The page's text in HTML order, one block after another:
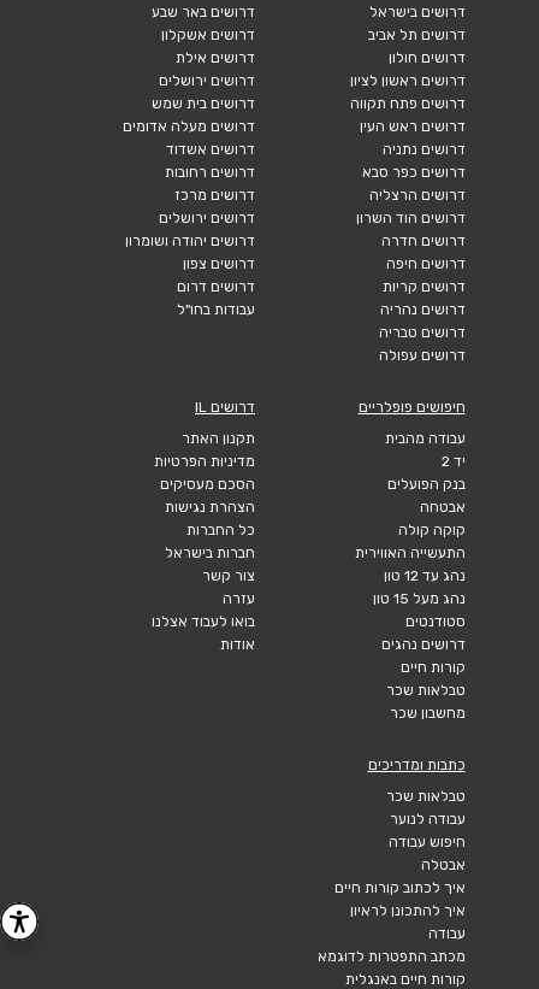
דרושים בישראל
דרושים תל אביב
דרושים חולון
דרושים ראשון לציון
דרושים פתח תקווה
דרושים ראש העין
דרושים נתניה
דרושים כפר סבא
דרושים הרצליה
דרושים הוד השרון
דרושים חדרה
דרושים חיפה
דרושים קריות
דרושים נהריה
דרושים טבריה
דרושים עפולה
דרושים באר שבע
דרושים אשקלון
דרושים אילת
דרושים ירושלים
דרושים בית שמש
דרושים מעלה אדומים
דרושים אשדוד
דרושים רחובות
דרושים מרכז
דרושים ירושלים
דרושים יהודה ושומרון
דרושים צפון
דרושים דרום
עבודות בחו"ל
חיפושים פופלריים
עבודה מהבית
יד 2
בנק הפועלים
אבטחה
קוקה קולה
התעשייה האווירית
נהג עד 12 טון
נהג מעל 15 טון
סטודנטים
דרושים נהגים
קורות חיים
טבלאות שכר
מחשבון שכר
דרושים IL
תקנון האתר
מדיניות הפרטיות
הסכם מעסיקים
הצהרת נגישות
כל החברות
חברות בישראל
צור קשר
עזרה
בואו לעבוד אצלנו
אודות
כתבות ומדריכים
טבלאות שכר
עבודה לנוער
חיפוש עבודה
אבטלה
איך לכתוב קורות חיים
איך להתכונן לראיון
עבודה
מכתב התפטרות לדוגמא
קורות חיים באנגלית